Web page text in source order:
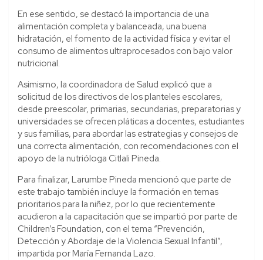
En ese sentido, se destacó la importancia de una
alimentación completa y balanceada, una buena
hidratación, el fomento de la actividad física y evitar el
consumo de alimentos ultraprocesados con bajo valor
nutricional.
Asimismo, la coordinadora de Salud explicó que a
solicitud de los directivos de los planteles escolares,
desde preescolar, primarias, secundarias, preparatorias y
universidades se ofrecen pláticas a docentes, estudiantes
y sus familias, para abordar las estrategias y consejos de
una correcta alimentación, con recomendaciones con el
apoyo de la nutrióloga Citlali Pineda.
Para finalizar, Larumbe Pineda mencionó que parte de
este trabajo también incluye la formación en temas
prioritarios para la niñez, por lo que recientemente
acudieron a la capacitación que se impartió por parte de
Children’s Foundation, con el tema “Prevención,
Detección y Abordaje de la Violencia Sexual Infantil”,
impartida por María Fernanda Lazo.